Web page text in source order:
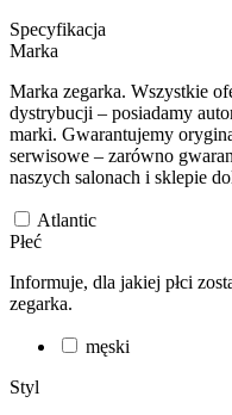
Specyfikacja
Marka
Marka zegarka. Wszystkie
dystrybucji – posiadamy
marki. Gwarantujemy
serwisowe – zarówno
naszych salonach i sklepie
Atlantic
Płeć
Informuje, dla jakiej płci
zegarka.
męski
Styl